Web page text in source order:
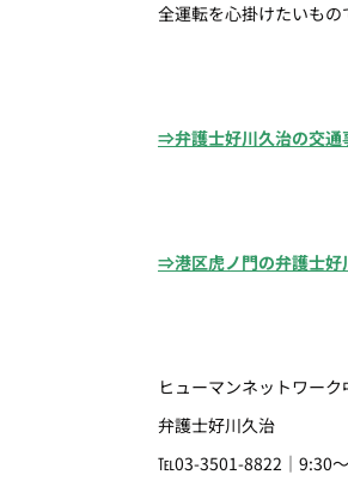
全運転を心掛けたいもの
⇒弁護士好川久治の交通
⇒港区虎ノ門の弁護士好
ヒューマンネットワー
弁護士好川久治
℡03-3501-8822｜9:30